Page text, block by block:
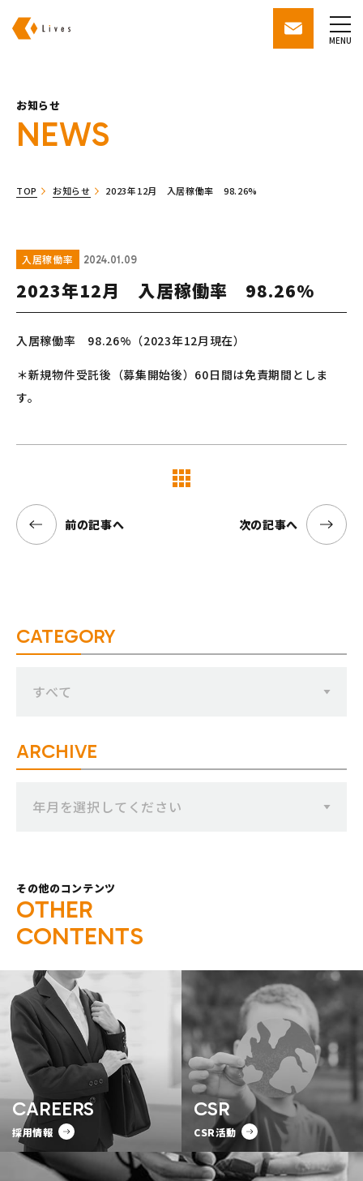
contactMENU
お知らせ
NEWS
TOP お知らせ 2023年12月 入居稼働率 98.26%
入居稼働率 2024.01.09
2023年12月 入居稼働率 98.26%
入居稼働率 98.26%（2023年12月現在）
＊新規物件受託後（募集開始後）60日間は免責期間としま
す。
前の記事へ 次の記事へ
CATEGORY
すべて
ARCHIVE
年月を選択してください
その他のコンテンツ
OTHER
CONTENTS
CAREERS
採用情報
CSR
CSR活動